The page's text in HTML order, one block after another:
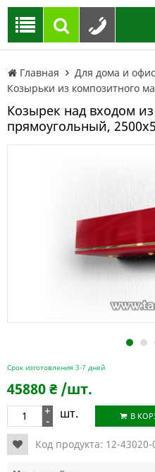
Главная Для дома и
Козырьки из композитного
Козырек над входом
прямоугольный,
1 2
Срок изготовления 3-7 дней
45880₴ /шт.
+
- шт. В
Код продукта: 12-43020-